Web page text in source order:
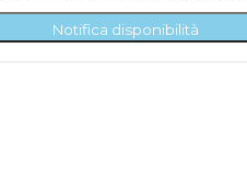
Notifica disponibilità